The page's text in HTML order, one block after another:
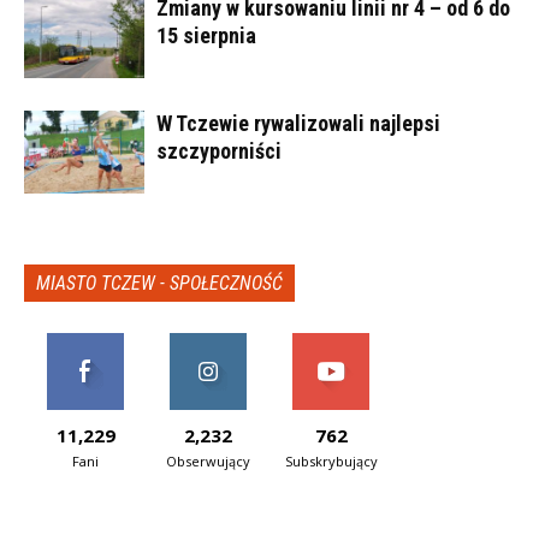
Zmiany w kursowaniu linii nr 4 – od 6 do
15 sierpnia
W Tczewie rywalizowali najlepsi
szczyporniści
MIASTO TCZEW - SPOŁECZNOŚĆ
11,229
Fani
2,232
Obserwujący
762
Subskrybujący